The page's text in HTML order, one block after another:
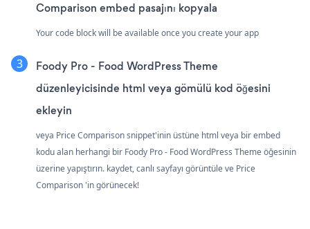
Comparison embed pasajını kopyala
Your code block will be available once you create your app
Foody Pro - Food WordPress Theme
düzenleyicisinde html veya gömülü kod öğesini
ekleyin
veya Price Comparison snippet'inin üstüne html veya bir embed
kodu alan herhangi bir Foody Pro - Food WordPress Theme öğesinin
üzerine yapıştırın. kaydet, canlı sayfayı görüntüle ve Price
Comparison 'in görünecek!